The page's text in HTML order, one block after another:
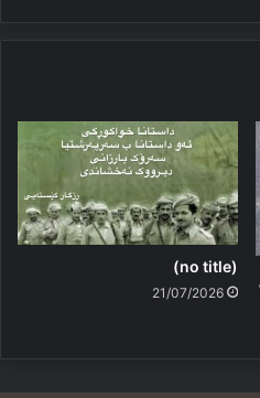
(no title)
21/07/2026